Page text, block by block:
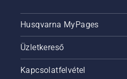
Husqvarna MyPages
Üzletkereső
Kapcsolatfelvétel